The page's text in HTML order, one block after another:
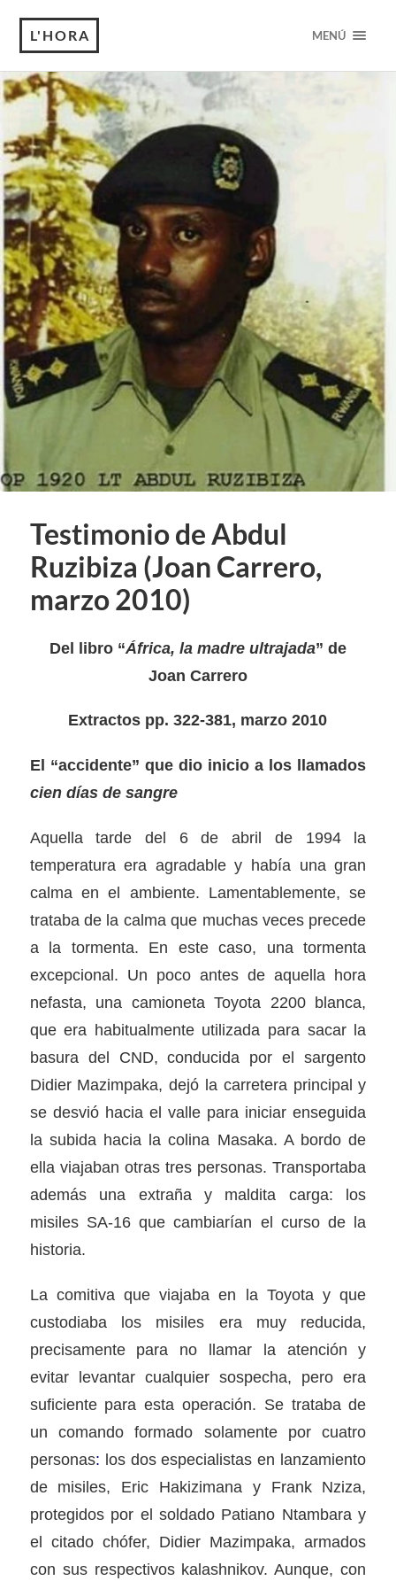
L'HORA MENÚ
Testimonio de Abdul
Ruzibiza (Joan Carrero,
marzo 2010)
Del libro “África, la madre ultrajada” de
Joan Carrero
Extractos pp. 322-381, marzo 2010
El “accidente” que dio inicio a los llamados
cien días de sangre
Aquella tarde del 6 de abril de 1994 la
temperatura era agradable y había una gran
calma en el ambiente. Lamentablemente, se
trataba de la calma que muchas veces precede
a la tormenta. En este caso, una tormenta
excepcional. Un poco antes de aquella hora
nefasta, una camioneta Toyota 2200 blanca,
que era habitualmente utilizada para sacar la
basura del CND, conducida por el sargento
Didier Mazimpaka, dejó la carretera principal y
se desvió hacia el valle para iniciar enseguida
la subida hacia la colina Masaka. A bordo de
ella viajaban otras tres personas. Transportaba
además una extraña y maldita carga: los
misiles SA-16 que cambiarían el curso de la
historia.
La comitiva que viajaba en la Toyota y que
custodiaba los misiles era muy reducida,
precisamente para no llamar la atención y
evitar levantar cualquier sospecha, pero era
suficiente para esta operación. Se trataba de
un comando formado solamente por cuatro
personas: los dos especialistas en lanzamiento
de misiles, Eric Hakizimana y Frank Nziza,
protegidos por el soldado Patiano Ntambara y
el citado chófer, Didier Mazimpaka, armados
con sus respectivos kalashnikov. Aunque, con